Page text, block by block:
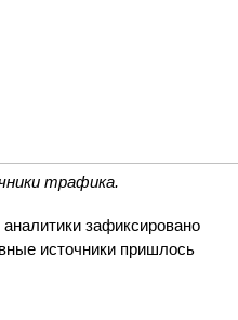
трафика.
источники пришлось